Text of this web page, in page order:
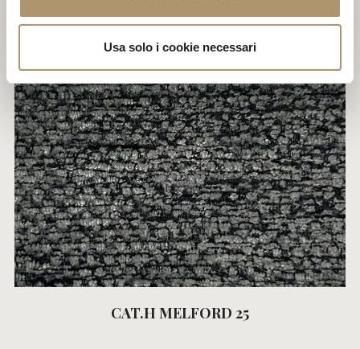
Usa solo i cookie necessari
CAT.H MELFORD 09
CAT.H MELFORD 25